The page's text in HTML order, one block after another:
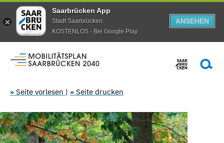
Saarbrücken App
Stadt Saarbrücken
KOSTENLOS - Bei Google Play
ANSEHEN
» Seite vorlesen | » Seite drucken